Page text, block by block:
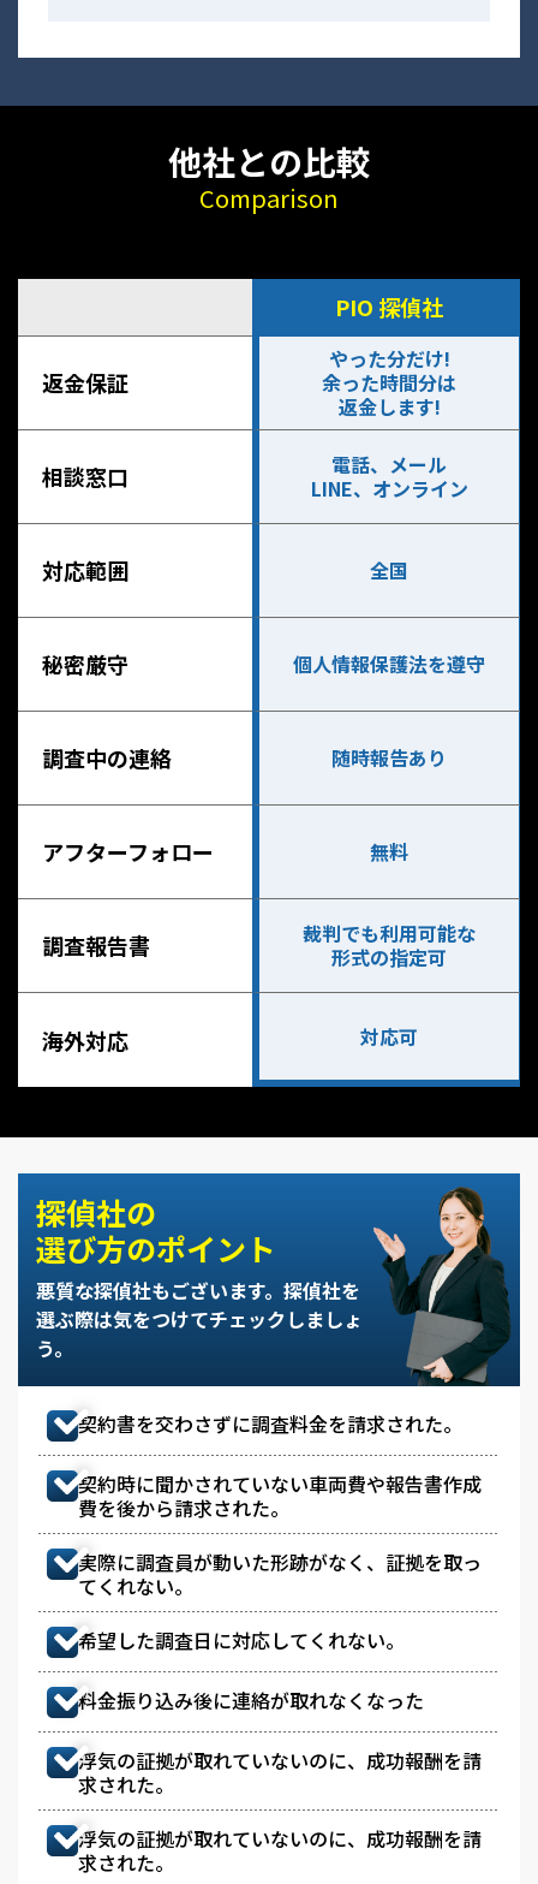
他社との比較
Comparison
PIO 探偵社
返金保証
やった分だけ!
余った時間分は
返金します!
相談窓口
電話、メール
LINE、オンライン
対応範囲 全国
秘密厳守 個人情報保護法を遵守
調査中の連絡 随時報告あり
アフターフォロー 無料
調査報告書
裁判でも利用可能な
形式の指定可
海外対応 対応可
探偵社の
選び方のポイント
悪質な探偵社もございます。 探偵社を
選ぶ際は気をつけてチェックしましょ
う。
契約書を交わさずに調査料金を請求された。
契約時に聞かされていない車両費や報告書作成
費を後から請求された。
実際に調査員が動いた形跡がなく、証拠を取っ
てくれない。
希望した調査日に対応してくれない。
料金振り込み後に連絡が取れなくなった
浮気の証拠が取れていないのに、成功報酬を請
求された。
浮気の証拠が取れていないのに、成功報酬を請
求された。